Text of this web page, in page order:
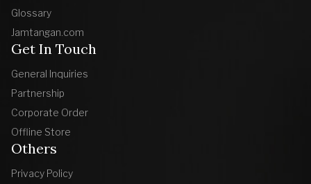
Glossary
Jamtangan.com
Get In Touch
General Inquiries
Partnership
Corporate Order
Offline Store
Others
Privacy Policy